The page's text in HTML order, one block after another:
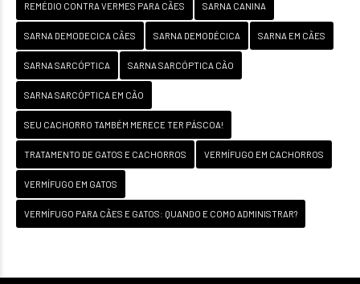
REMÉDIO CONTRA VERMES PARA CÃES SARNA CANINA
SARNA DEMODECICA CÃES SARNA DEMODÉCICA SARNA EM CÃES
SARNA SARCÓPTICA SARNA SARCÓPTICA CÃO
SARNA SARCÓPTICA EM CÃO
SEU CACHORRO TAMBÉM MERECE TER PÁSCOA!
TRATAMENTO DE GATOS E CACHORROS VERMÍFUGO EM CACHORROS
VERMÍFUGO EM GATOS
VERMÍFUGO PARA CÃES E GATOS: QUANDO E COMO ADMINISTRAR?